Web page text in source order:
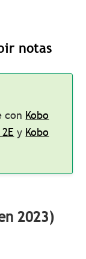
notas
con Kobo
y Kobo
2023)